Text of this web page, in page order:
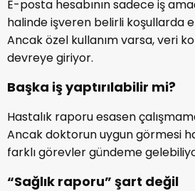
E-posta hesabının sadece iş
halinde işveren belirli koşullarda
Ancak özel kullanım varsa, veri
devreye giriyor.
Başka iş yaptırılabilir mi?
Hastalık raporu esasen
Ancak doktorun uygun görmesi
farklı görevler gündeme
“Sağlık raporu” şart değil